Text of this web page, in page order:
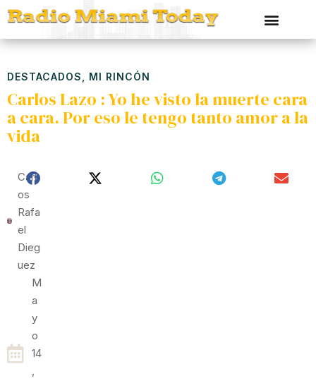
DESTACADOS MI RINCÓN
Carlos Lazo : Yo he visto la muerte cara
a cara. Por eso le tengo tanto amor a la
vida
Carl
Os
Rafa
El
Dieg
Uez
M
A
Y
O
14
,